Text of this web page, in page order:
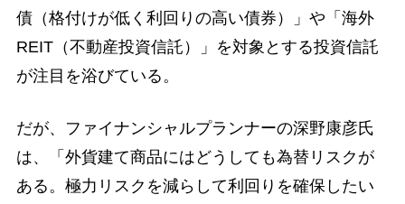
債（格付けが低く利回りの高い債券）」や「海外
REIT（不動産投資信託）」を対象とする投資信託
が注目を浴びている。
だが、ファイナンシャルプランナーの深野康彦氏
は、「外貨建て商品にはどうしても為替リスクが
ある。極力リスクを減らして利回りを確保したい